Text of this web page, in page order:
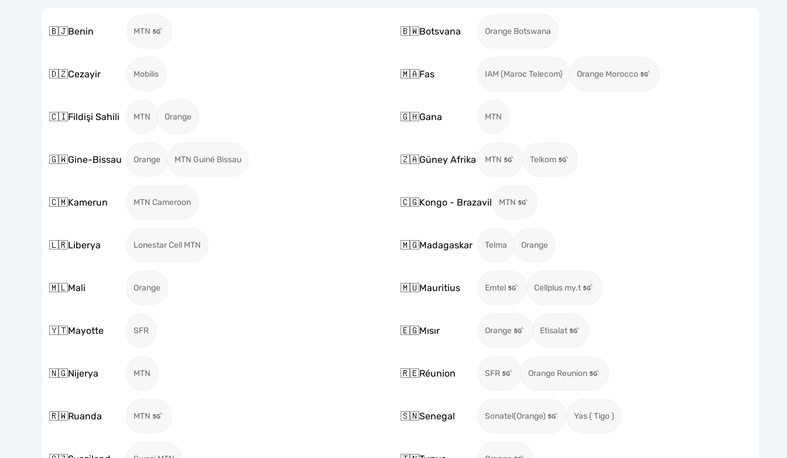
🇧🇯Benin MTN 🇧🇼Botsvana Orange Botswana
🇩🇿Cezayir Mobilis 🇲🇦Fas IAM (Maroc Telecom) Orange Morocco
🇨🇮Fildişi Sahili MTN Orange 🇬🇭Gana MTN
🇬🇼Gine-Bissau Orange MTN Guiné Bissau 🇿🇦Güney Afrika MTN Telkom
🇨🇲Kamerun MTN Cameroon 🇨🇬Kongo - Brazavil MTN
🇱🇷Liberya Lonestar Cell MTN 🇲🇬Madagaskar Telma Orange
🇲🇱Mali Orange 🇲🇺Mauritius Emtel Cellplus my.t
🇾🇹Mayotte SFR 🇪🇬Mısır Orange Etisalat
🇳🇬Nijerya MTN 🇷🇪Réunion SFR Orange Reunion
🇷🇼Ruanda MTN 🇸🇳Senegal Sonatel(Orange) Yas ( Tigo )